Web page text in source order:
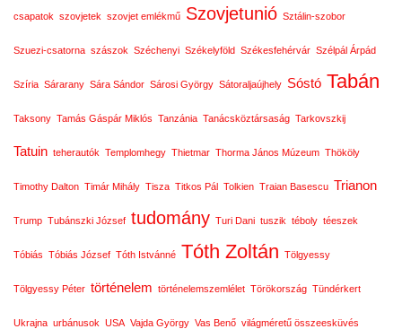
csapatok szovjetek szovjet emlékmű Szovjetunió Sztálin-szobor
Szuezi-csatorna szászok Széchenyi Székelyföld Székesfehérvár Szélpál Árpád
Szíria Sárarany Sára Sándor Sárosi György Sátoraljaújhely Sóstó Tabán
Taksony Tamás Gáspár Miklós Tanzánia Tanácsköztársaság Tarkovszkij
Tatuin teherautók Templomhegy Thietmar Thorma János Múzeum Thököly
Timothy Dalton Timár Mihály Tisza Titkos Pál Tolkien Traian Basescu Trianon
Trump Tubánszki József tudomány Turi Dani tuszik téboly téeszek
Tóbiás Tóbiás József Tóth Istvánné Tóth Zoltán Tölgyessy
Tölgyessy Péter történelem történelemszemlélet Törökország Tündérkert
Ukrajna urbánusok USA Vajda György Vas Benő világméretű összeesküvés